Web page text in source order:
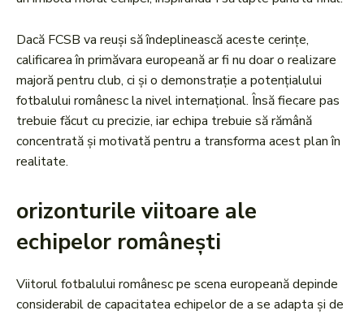
Dacă FCSB va reuși să îndeplinească aceste cerințe,
calificarea în primăvara europeană ar fi nu doar o realizare
majoră pentru club, ci și o demonstrație a potențialului
fotbalului românesc la nivel internațional. Însă fiecare pas
trebuie făcut cu precizie, iar echipa trebuie să rămână
concentrată și motivată pentru a transforma acest plan în
realitate.
orizonturile viitoare ale
echipelor românești
Viitorul fotbalului românesc pe scena europeană depinde
considerabil de capacitatea echipelor de a se adapta și de